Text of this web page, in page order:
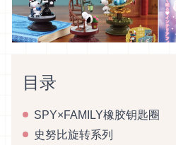
目录
SPY×FAMILY橡胶钥匙圈
史努比旋转系列